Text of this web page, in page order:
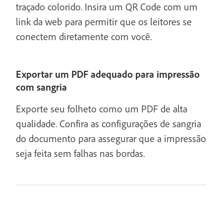
traçado colorido. Insira um QR Code com um
link da web para permitir que os leitores se
conectem diretamente com você.
Exportar um PDF adequado para impressão
com sangria
Exporte seu folheto como um PDF de alta
qualidade. Confira as configurações de sangria
do documento para assegurar que a impressão
seja feita sem falhas nas bordas.